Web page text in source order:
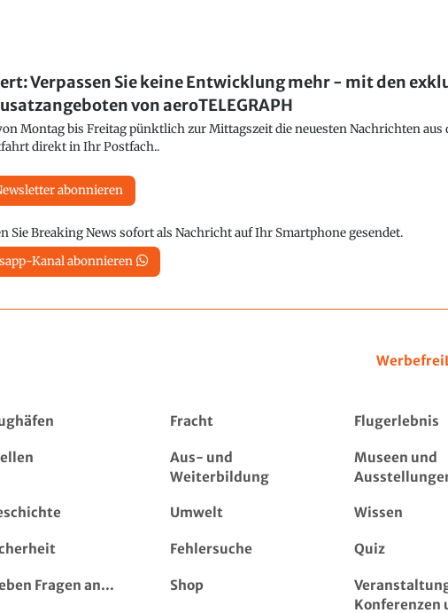
Verpassen Sie keine Entwicklung mehr - mit den
von aeroTELEGRAPH
Montag bis Freitag pünktlich zur Mittagszeit die neuesten Nachrichten aus
direkt in Ihr Postfach..
abonnieren
Sie Breaking News sofort als Nachricht auf Ihr Smartphone gesendet.
Kanal abonnieren
Werbefrei
Fracht Flugerlebnis
Aus- und
Weiterbildung
Museen und
Umwelt Wissen
Fehlersuche Quiz
Fragen an... Shop
Konferenzen